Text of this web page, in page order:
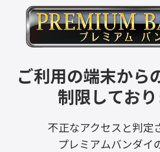
ご利用の端末から
制限しており
不正なアクセスと判定
プレミアムバンダイ